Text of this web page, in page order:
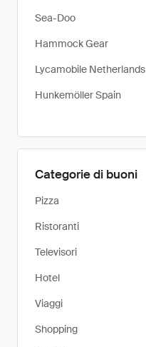
Sea-Doo
Hammock Gear
Lycamobile Netherlands
Hunkemöller Spain
Categorie di buoni
Pizza
Ristoranti
Televisori
Hotel
Viaggi
Shopping